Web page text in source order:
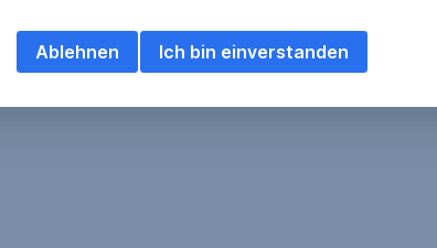
Ich bin einverstanden
Ablehnen